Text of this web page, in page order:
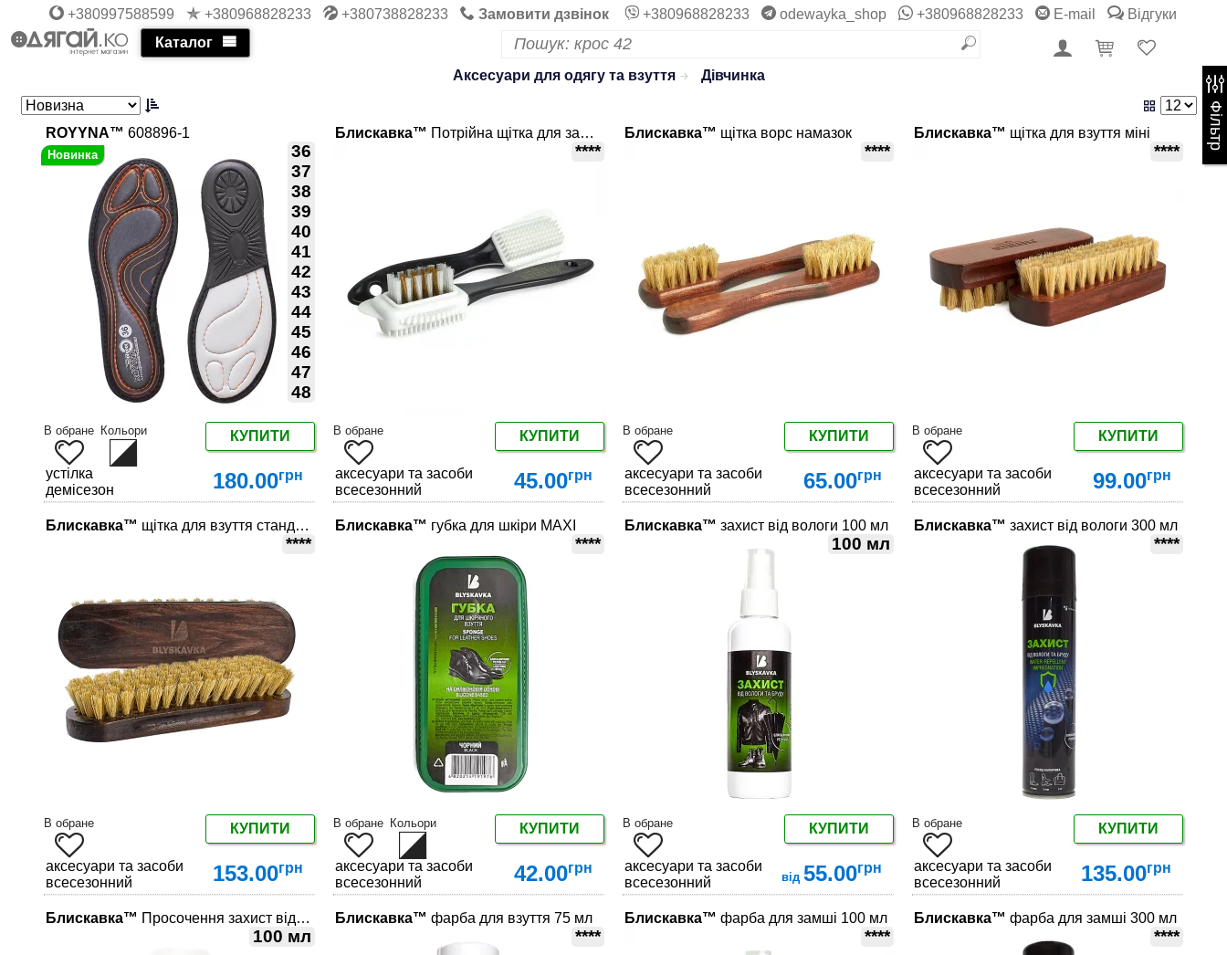
+380997588599 +380968828233 +380738828233 Замовити дзвінок +380968828233 odewayka_shop +380968828233 E-mail
Відгуки
Каталог
Фільтр
Аксесуари для одягу та взуття Дівчинка
ROYYNA™ 608896-1
36
37
38
39
40
41
42
43
44
45
46
47
48
В обране Кольори КУПИТИ
устілка
демісезон
180.00грн
Блискавка™ Потрійна щітка для замші нубуку
****
В обране КУПИТИ
аксесуари та засоби по догляду за взуттям
всесезонний
45.00грн
Блискавка™ щітка ворс намазок
****
В обране КУПИТИ
аксесуари та засоби по догляду за взуттям
всесезонний
65.00грн
Блискавка™ щітка для взуття міні
****
В обране КУПИТИ
аксесуари та засоби по догляду за взуттям
всесезонний
99.00грн
Блискавка™ щітка для взуття стандарт
****
В обране КУПИТИ
аксесуари та засоби по догляду за взуттям
всесезонний
153.00грн
Блискавка™ губка для шкіри MAXI
****
В обране Кольори КУПИТИ
аксесуари та засоби по догляду за взуттям
всесезонний
42.00грн
Блискавка™ захист від вологи 100 мл
100 мл
В обране КУПИТИ
аксесуари та засоби по догляду за взуттям
всесезонний
від 55.00грн
Ціна залежить від розміру
Блискавка™ захист від вологи 300 мл
****
В обране КУПИТИ
аксесуари та засоби по догляду за взуттям
всесезонний
135.00грн
Блискавка™ Просочення захист від вологи 100 мл
100 мл
Блискавка™ фарба для взуття 75 мл
****
Блискавка™ фарба для замші 100 мл
****
Блискавка™ фарба для замші 300 мл
****